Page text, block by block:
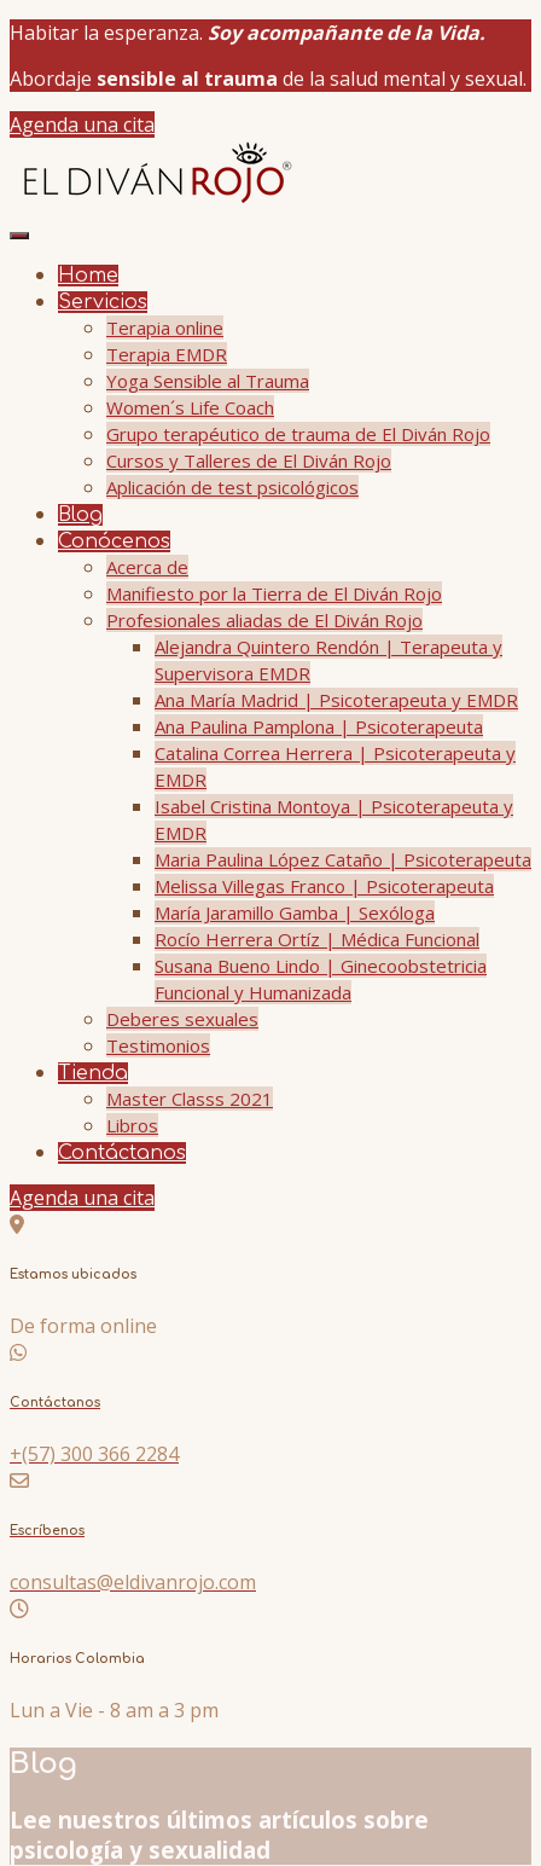
Habitar la esperanza. Soy acompañante de la Vida.
Abordaje sensible al trauma de la salud mental y sexual.
Agenda una cita
Home
Servicios
Terapia online
Terapia EMDR
Yoga Sensible al Trauma
Women´s Life Coach
Grupo terapéutico de trauma de El Diván Rojo
Cursos y Talleres de El Diván Rojo
Aplicación de test psicológicos
Blog
Conócenos
Acerca de
Manifiesto por la Tierra de El Diván Rojo
Profesionales aliadas de El Diván Rojo
Alejandra Quintero Rendón | Terapeuta y
Supervisora EMDR
Ana María Madrid | Psicoterapeuta y EMDR
Ana Paulina Pamplona | Psicoterapeuta
Catalina Correa Herrera | Psicoterapeuta y
EMDR
Isabel Cristina Montoya | Psicoterapeuta y
EMDR
Maria Paulina López Cataño | Psicoterapeuta
Melissa Villegas Franco | Psicoterapeuta
María Jaramillo Gamba | Sexóloga
Rocío Herrera Ortíz | Médica Funcional
Susana Bueno Lindo | Ginecoobstetricia
Funcional y Humanizada
Deberes sexuales
Testimonios
Tienda
Master Classs 2021
Libros
Contáctanos
Agenda una cita
Estamos ubicados
De forma online
Contáctanos
+(57) 300 366 2284
Escríbenos
consultas@eldivanrojo.com
Horarios Colombia
Lun a Vie - 8 am a 3 pm
Blog
Lee nuestros últimos artículos sobre
psicología y sexualidad